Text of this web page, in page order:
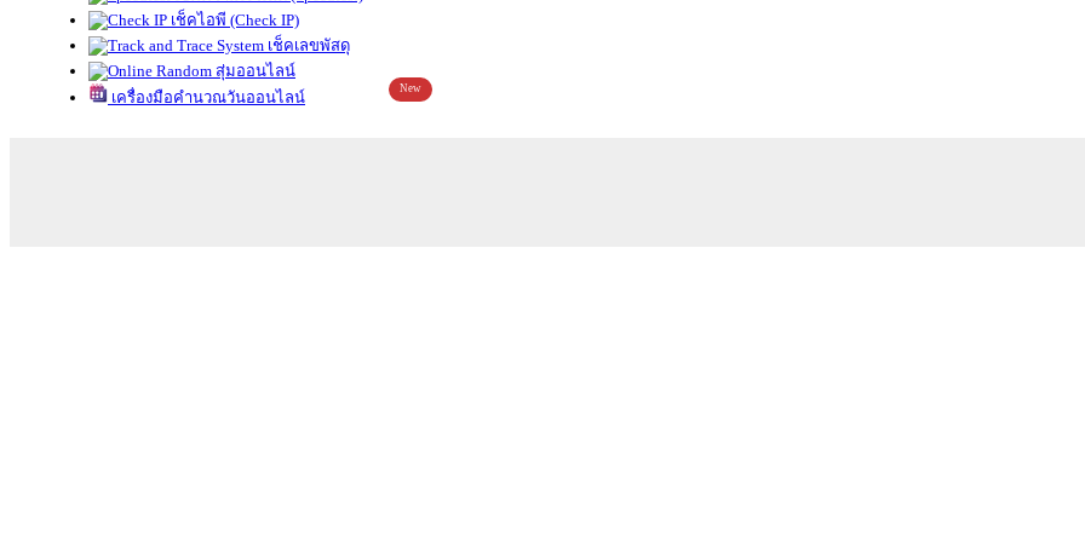
เช็คไอพี (Check IP)
เช็คเลขพัสดุ
สุ่มออนไลน์
เครื่องมือคำนวณวันออนไลน์
New